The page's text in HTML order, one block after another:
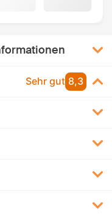
Sehr gut 8,3